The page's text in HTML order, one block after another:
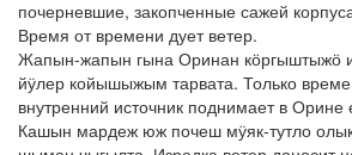
почерневшие, закопченные сажей
Время от времени дует ветер.
Жапын-жапын гына Оринан кӧргыштыжӧ
йӱлер койышыжым тарвата. Только
внутренний источник поднимает в
Кашын мардеж юж почеш мӱяк-тутло